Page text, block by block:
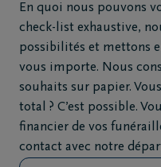
en cas de
décès
24h/24
+32
02
251
44
15
En quoi nous pouvons
check-list exhaustive,
possibilités et mettons
vous importe. Nous
souhaits sur papier.
total ? C’est possible.
financier de vos
contact avec notre